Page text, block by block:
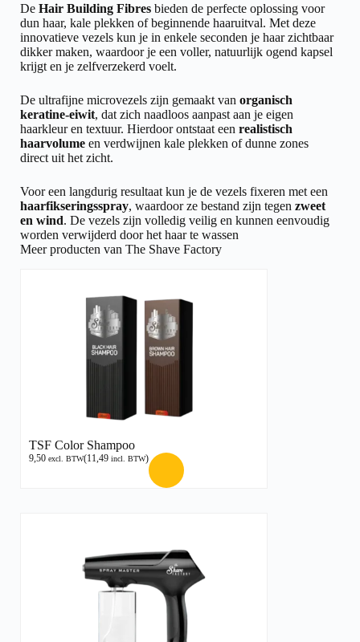
De Hair Building Fibres bieden de perfecte oplossing voor
dun haar, kale plekken of beginnende haaruitval. Met deze
innovatieve vezels kun je in enkele seconden je haar zichtbaar
dikker maken, waardoor je een voller, natuurlijk ogend kapsel
krijgt en je zelfverzekerd voelt.
De ultrafijne microvezels zijn gemaakt van organisch
keratine-eiwit, dat zich naadloos aanpast aan je eigen
haarkleur en textuur. Hierdoor ontstaat een realistisch
haarvolume en verdwijnen kale plekken of dunne zones
direct uit het zicht.
Voor een langdurig resultaat kun je de vezels fixeren met een
haarfikseringsspray, waardoor ze bestand zijn tegen zweet
en wind. De vezels zijn volledig veilig en kunnen eenvoudig
worden verwijderd door het haar te wassen
Meer producten van The Shave Factory
TSF Color Shampoo
9,50 excl. BTW(11,49 incl. BTW)